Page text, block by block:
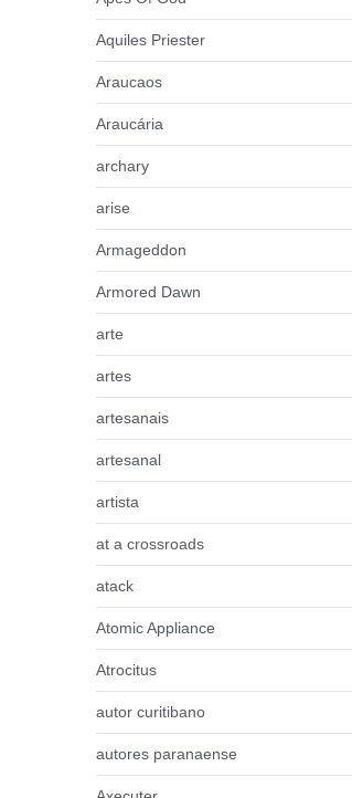
Aquiles Priester
Araucaos
Araucária
archary
arise
Armageddon
Armored Dawn
arte
artes
artesanais
artesanal
artista
at a crossroads
atack
Atomic Appliance
Atrocitus
autor curitibano
autores paranaense